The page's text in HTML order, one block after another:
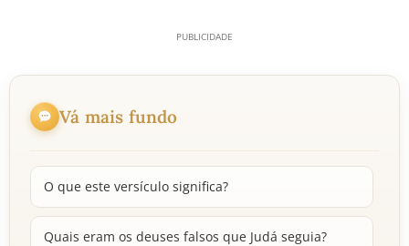
Vá mais fundo
O que este versículo significa?
Quais eram os deuses falsos que Judá seguia?